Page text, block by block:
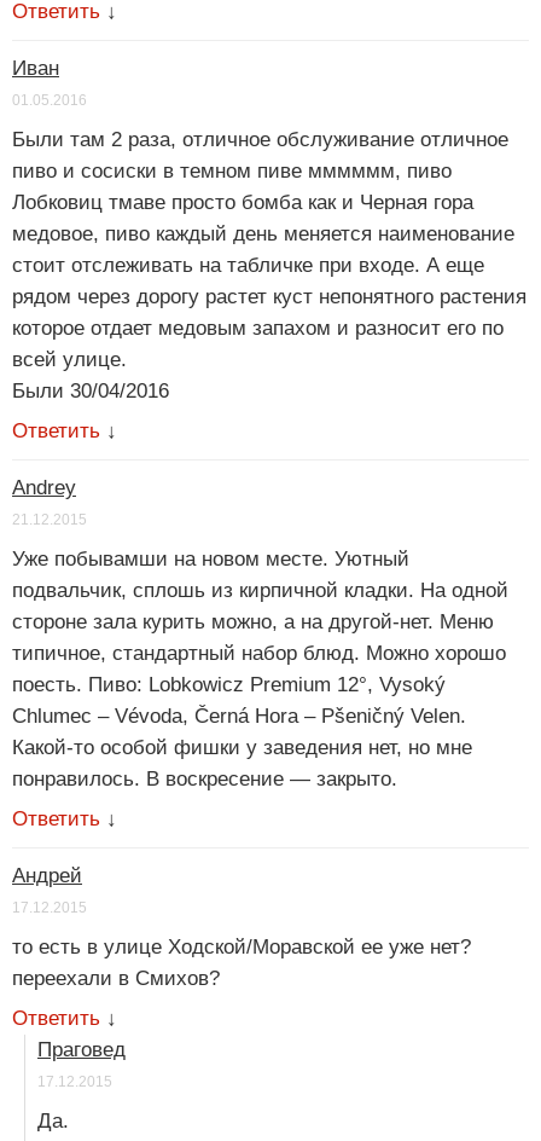
Ответить ↓
Иван
01.05.2016
Были там 2 раза, отличное обслуживание отличное
пиво и сосиски в темном пиве мммммм, пиво
Лобковиц тмаве просто бомба как и Черная гора
медовое, пиво каждый день меняется наименование
стоит отслеживать на табличке при входе. А еще
рядом через дорогу растет куст непонятного растения
которое отдает медовым запахом и разносит его по
всей улице.
Были 30/04/2016
Ответить ↓
Andrey
21.12.2015
Уже побывамши на новом месте. Уютный
подвальчик, сплошь из кирпичной кладки. На одной
стороне зала курить можно, а на другой-нет. Меню
типичное, стандартный набор блюд. Можно хорошо
поесть. Пиво: Lobkowicz Premium 12°, Vysoký
Chlumec – Vévoda, Černá Hora – Pšeničný Velen.
Какой-то особой фишки у заведения нет, но мне
понравилось. В воскресение — закрыто.
Ответить ↓
Андрей
17.12.2015
то есть в улице Ходской/Моравской ее уже нет?
переехали в Смихов?
Ответить ↓
Праговед
17.12.2015
Да.